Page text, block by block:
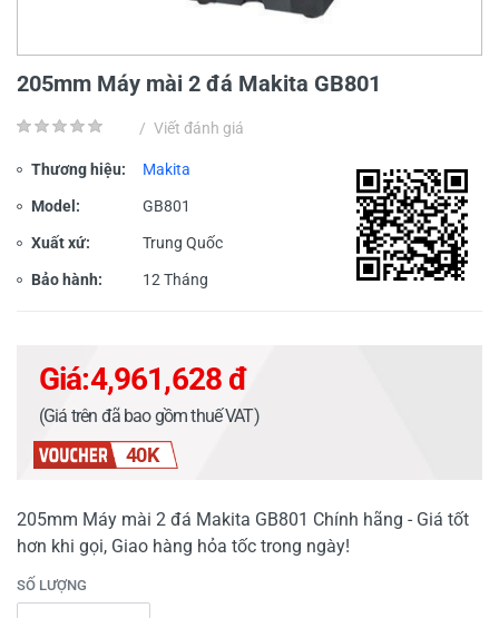
205mm Máy mài 2 đá Makita GB801
/ Viết đánh giá
Thương hiệu: Makita
Model: GB801
Xuất xứ: Trung Quốc
Bảo hành: 12 Tháng
Giá:4,961,628 đ
(Giá trên đã bao gồm thuế VAT)
40K
205mm Máy mài 2 đá Makita GB801 Chính hãng - Giá tốt
hơn khi gọi, Giao hàng hỏa tốc trong ngày!
SỐ LƯỢNG